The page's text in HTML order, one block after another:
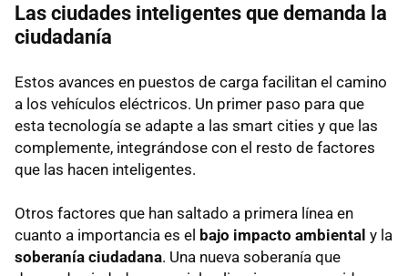
Las ciudades inteligentes que demanda la
ciudadanía
Estos avances en puestos de carga facilitan el camino
a los vehículos eléctricos. Un primer paso para que
esta tecnología se adapte a las smart cities y que las
complemente, integrándose con el resto de factores
que las hacen inteligentes.
Otros factores que han saltado a primera línea en
cuanto a importancia es el bajo impacto ambiental y la
soberanía ciudadana. Una nueva soberanía que